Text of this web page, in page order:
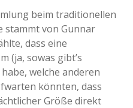
beim traditionellen
stammt von Gunnar
dass eine
(ja, sowas gibt’s
welche anderen
könnten, dass
Größe direkt